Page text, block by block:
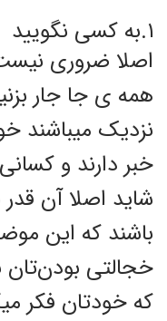
۱.به کسی نگویید
اصلا ضروری
همه ی جا جار
نزدیک میباشند
خبر دارند و
شاید اصلا آن
باشند که این
خجالتی
که خودتان فکر